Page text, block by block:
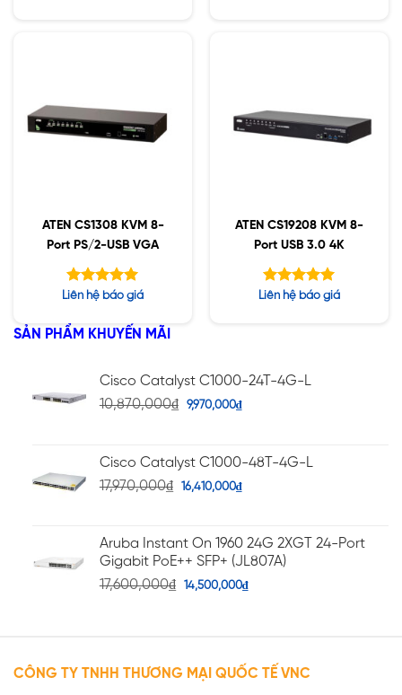
ATEN CS1308 KVM 8-
Port PS/2-USB VGA
Được xếp
5 sao
Liên hệ báo giá
ATEN CS19208 KVM 8-
Port USB 3.0 4K
Được xếp
Liên hệ báo giá
SẢN PHẨM KHUYẾN MÃI
Cisco Catalyst C1000-24T-4G-L
10,870,000₫ 9,970,000₫
Cisco Catalyst C1000-48T-4G-L
17,970,000₫ 16,410,000₫
Aruba Instant On 1960 24G 2XGT 24-Port
Gigabit PoE++ SFP+ (JL807A)
17,600,000₫ 14,500,000₫
CÔNG TY TNHH THƯƠNG MẠI QUỐC TẾ VNC